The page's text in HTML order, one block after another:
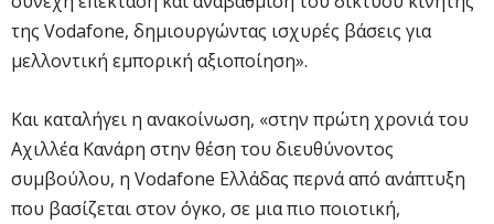
της Vodafone, δημιουργώντας ισχυρές βάσεις για
μελλοντική εμπορική αξιοποίηση».
Και καταλήγει η ανακοίνωση, «στην πρώτη χρονιά του
Αχιλλέα Κανάρη στην θέση του διευθύνοντος
συμβούλου, η Vodafone Ελλάδας περνά από ανάπτυξη
που βασίζεται στον όγκο, σε μια πιο ποιοτική,